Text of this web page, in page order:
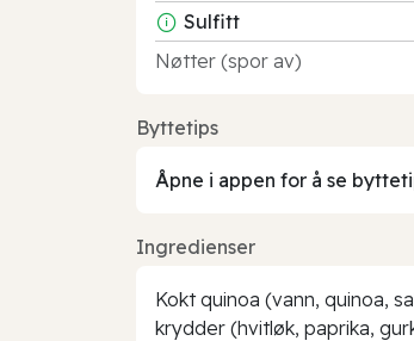
Sulfitt
Nøtter (spor av)
Byttetips
Åpne i appen for å se
Ingredienser
Kokt quinoa (vann, quinoa,
krydder (hvitløk, paprika,